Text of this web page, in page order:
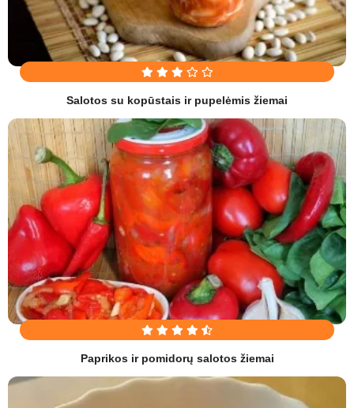
Salotos su kopūstais ir pupelėmis žiemai
Paprikos ir pomidorų salotos žiemai